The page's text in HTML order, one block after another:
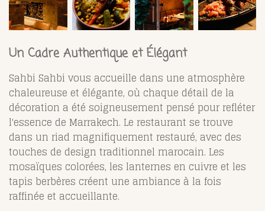
Un Cadre Authentique et Élégant
Sahbi Sahbi vous accueille dans une atmosphère
chaleureuse et élégante, où chaque détail de la
décoration a été soigneusement pensé pour refléter
l'essence de Marrakech. Le restaurant se trouve
dans un riad magnifiquement restauré, avec des
touches de design traditionnel marocain. Les
mosaïques colorées, les lanternes en cuivre et les
tapis berbères créent une ambiance à la fois
raffinée et accueillante.